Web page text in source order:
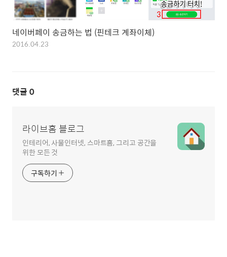
네이버페이 송금하는 법 (핀테크 계좌이체)
2016.04.23
댓글 0
라이브홈 블로그
인테리어, 사물인터넷, 스마트홈, 그리고 공간을
위한 모든 것
구독하기